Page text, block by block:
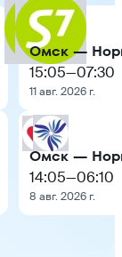
Омск —
15:05—07:30
11 авг. 2026 г.
Омск —
14:05—06:10
8 авг. 2026 г.